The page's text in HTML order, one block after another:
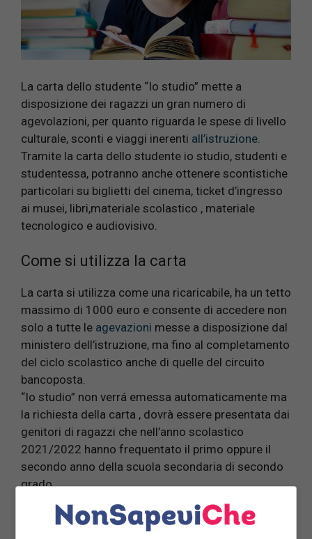
La carta dello studente “Io studio” mette a
disposizione dei ragazzi un gran numero di
agevolazioni, per quanto riguarda le spese di livello
culturale, sconti e viaggi inerenti all’istruzione
Tramite la carta dello studente io studio, studenti e
studentessa, potranno anche ottenere scontistiche
particolari su biglietti del cinema, ticket d’ingresso
ai musei, libri,materiale scolastico , materiale
tecnologico e audiovisivo.
Come si utilizza la carta
La carta si utilizza come una ricaricabile, ha un tetto
massimo di 1000 euro e consente di accedere non
solo a tutte le agevazioni messe a disposizione dal
ministero dell’istruzione, ma fino al completamento
del ciclo scolastico anche di quelle del circuito
bancoposta.
“Io studio” non verrá emessa automaticamente ma
la richiesta della carta , dovrà essere presentata dai
genitori di ragazzi che nell’anno scolastico
2021/2022 hanno frequentato il primo oppure il
secondo anno della scuola secondaria di secondo
grado.